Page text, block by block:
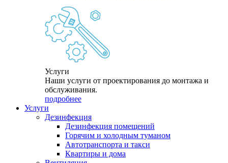
Услуги
Наши услуги от проектирования до монтажа и
обслуживания.
подробнее
Услуги
Дезинфекция
Дезинфекция помещений
Горячим и холодным туманом
Автотранспорта и такси
Квартиры и дома